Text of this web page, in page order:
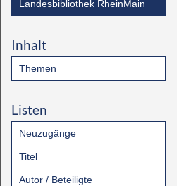
Landesbibliothek RheinMain
Inhalt
Themen
Listen
Neuzugänge
Titel
Autor / Beteiligte